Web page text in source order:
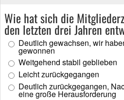
Wie hat sich die
den letzten drei Jahren
Deutlich gewachsen, wir
gewonnen
Weitgehend stabil geblieben
Leicht zurückgegangen
Deutlich zurückgegangen,
eine große Herausforderung